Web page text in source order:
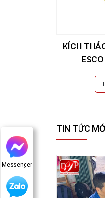
Messenger
KÍCH
TIN TỨC